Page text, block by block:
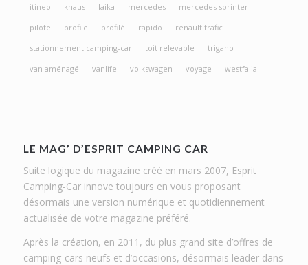
itineo
knaus laika mercedes
mercedes sprinter
pilote
profile profilé rapido
renault trafic
stationnement camping-car
toit relevable
trigano
van aménagé
vanlife volkswagen voyage westfalia
LE MAG’ D’ESPRIT CAMPING CAR
Suite logique du magazine créé en mars 2007, Esprit
Camping-Car innove toujours en vous proposant
désormais une version numérique et quotidiennement
actualisée de votre magazine préféré.
Après la création, en 2011, du plus grand site d’offres de
camping-cars neufs et d’occasions, désormais leader dans